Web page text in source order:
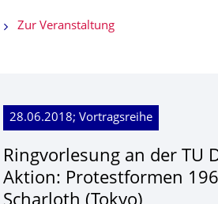
Zur Veranstaltung
28.06.2018; Vortragsreihe
Ringvorlesung an der TU
Aktion: Protestformen